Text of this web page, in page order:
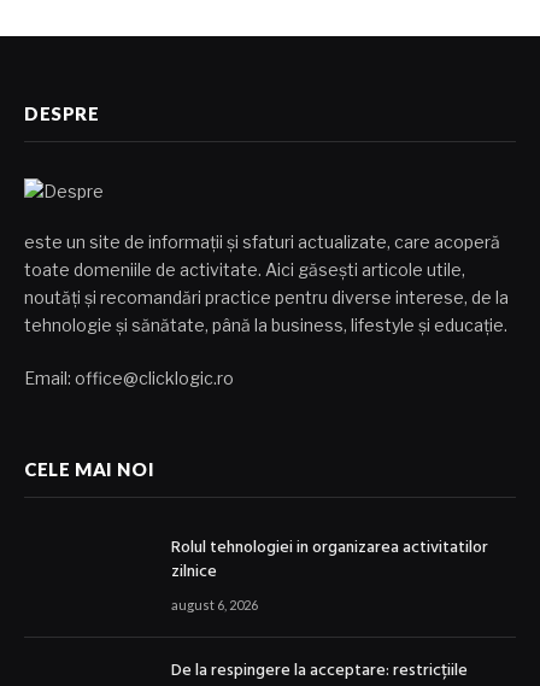
DESPRE
este un site de informații și sfaturi actualizate, care acoperă
toate domeniile de activitate. Aici găsești articole utile,
noutăți și recomandări practice pentru diverse interese, de la
tehnologie și sănătate, până la business, lifestyle și educație.
Email: office@clicklogic.ro
CELE MAI NOI
Rolul tehnologiei in organizarea activitatilor
zilnice
august 6, 2026
De la respingere la acceptare: restricțiile